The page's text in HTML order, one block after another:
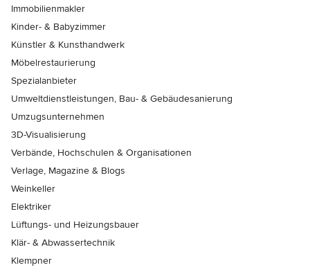
Immobilienmakler
Kinder- & Babyzimmer
Künstler & Kunsthandwerk
Möbelrestaurierung
Spezialanbieter
Umweltdienstleistungen, Bau- & Gebäudesanierung
Umzugsunternehmen
3D-Visualisierung
Verbände, Hochschulen & Organisationen
Verlage, Magazine & Blogs
Weinkeller
Elektriker
Lüftungs- und Heizungsbauer
Klär- & Abwassertechnik
Klempner